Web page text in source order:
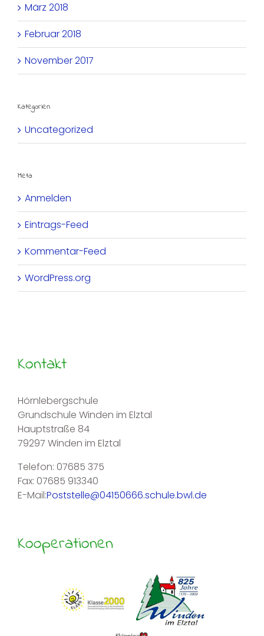
März 2018
Februar 2018
November 2017
Kategorien
Uncategorized
Meta
Anmelden
Eintrags-Feed
Kommentar-Feed
WordPress.org
Kontakt
Hörnlebergschule
Grundschule Winden im Elztal
Hauptstraße 84
79297 Winden im Elztal
Telefon: 07685 375
Fax: 07685 913340
E-Mail:Poststelle@04150666.schule.bwl.de
Kooperationen